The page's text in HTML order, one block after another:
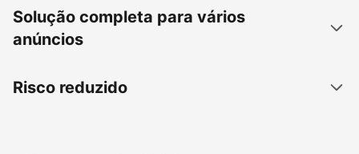
Solução completa para vários
anúncios
Risco reduzido